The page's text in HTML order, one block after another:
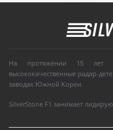
На протяжении 15 лет
высококачественные радар-
заводах Южной Кореи.
SilverStone F1 занимает